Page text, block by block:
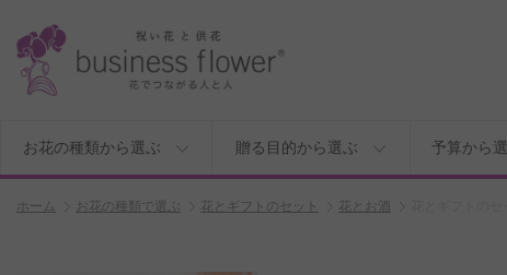
お花の種類から選ぶ 贈る目的から選ぶ 予算から
ホーム お花の種類で選ぶ 花とギフトのセット 花とお酒